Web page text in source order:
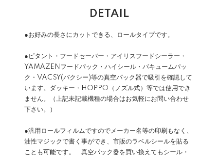
DETAIL
●お好みの長さにカットできる、ロールタイプです。
●ピタント・フードセーバー・アイリスフードシーラー・
YAMAZENフードパック・ハイシール・バキュームパッ
ク・VACSY(バクシー)等の真空パック器で吸引を確認して
います。ダッキー・HOPPO（ノズル式）等では使用でき
ません。（上記未記載機種の場合はお気軽にお問い合わせ
下さい。）
●汎用ロールフィルムですのでメーカー名等の印刷もなく、
油性マジックで書く事ができ、市販のラベルシールを貼る
ことも可能です。 真空パック器を買い換えてもシール・